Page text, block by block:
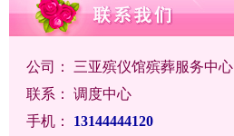
公司： 三亚殡仪馆殡葬服务中心
联系： 调度中心
手机：
13144444120